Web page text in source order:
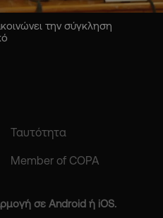
την σύγκληση
Ταυτότητα
Member of COPA
σε Android ή iOS.